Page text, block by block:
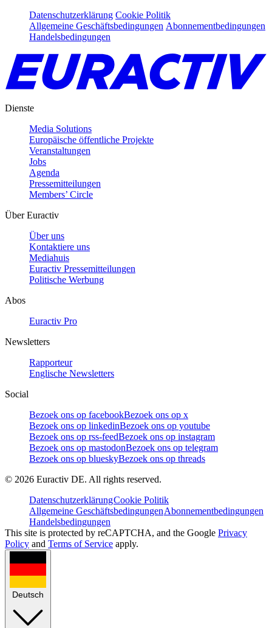
Datenschutzerklärung Cookie Politik
Allgemeine Geschäftsbedingungen Abonnementbedingungen
Handelsbedingungen
Dienste
Media Solutions
Europäische öffentliche Projekte
Veranstaltungen
Jobs
Agenda
Pressemitteilungen
Members’ Circle
Über Euractiv
Über uns
Kontaktiere uns
Mediahuis
Euractiv Pressemitteilungen
Politische Werbung
Abos
Euractiv Pro
Newsletters
Rapporteur
Englische Newsletters
Social
Bezoek ons op facebookBezoek ons op x
Bezoek ons op linkedinBezoek ons op youtube
Bezoek ons op rss-feedBezoek ons op instagram
Bezoek ons op mastodonBezoek ons op telegram
Bezoek ons op blueskyBezoek ons op threads
© 2026 Euractiv DE. All rights reserved.
DatenschutzerklärungCookie Politik
Allgemeine GeschäftsbedingungenAbonnementbedingungen
Handelsbedingungen
This site is protected by reCAPTCHA, and the Google Privacy
Policy and Terms of Service apply.
Deutsch